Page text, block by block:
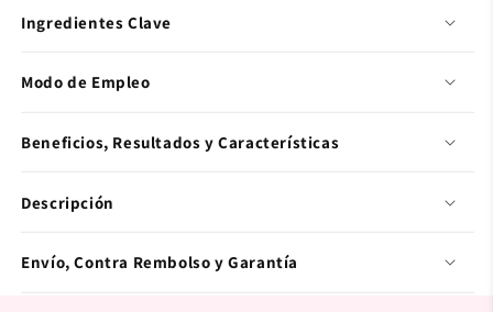
Ingredientes Clave
Modo de Empleo
Beneficios, Resultados y Características
Descripción
Envío, Contra Rembolso y Garantía